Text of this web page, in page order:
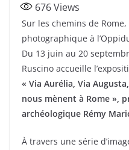
c
e
b
o
o
k
itt
er
ta
g
er
676Views
Sur les chemins de
photographique à
Du 13 juin au 20
Ruscino accueille
« Via Aurélia, Via
nous mènent à Rome »,
archéologique Rémy
À travers une série